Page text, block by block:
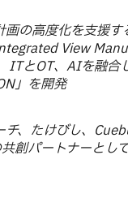
画の高度化を支援
View
ITとOT、AIを融合
」を開発
チ、たけびし、
創パートナーとし